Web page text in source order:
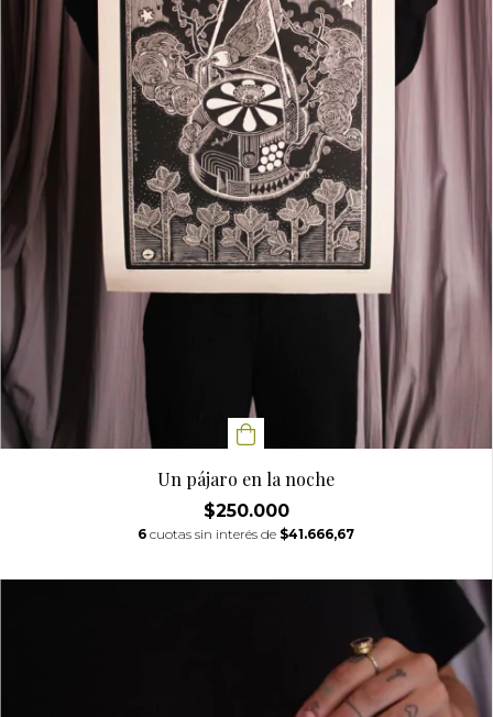
Un pájaro en la noche
$250.000
6 cuotas sin interés de $41.666,67